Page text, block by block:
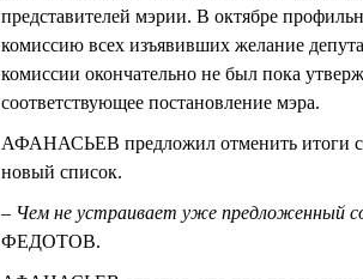
представителей мэрии. В октябре
комиссию всех изъявивших желание
комиссии окончательно не был пока
соответствующее постановление мэра.
АФАНАСЬЕВ предложил отменить итоги
новый список.
– Чем не устраивает уже предложенный
ФЕДОТОВ.